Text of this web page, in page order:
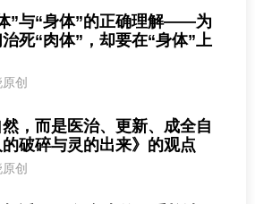
”与“身体”的正确理解——为
死“肉体”，却要在“身体”上
创
，而是医治、更新、成全自
破碎与灵的出来》的观点
创